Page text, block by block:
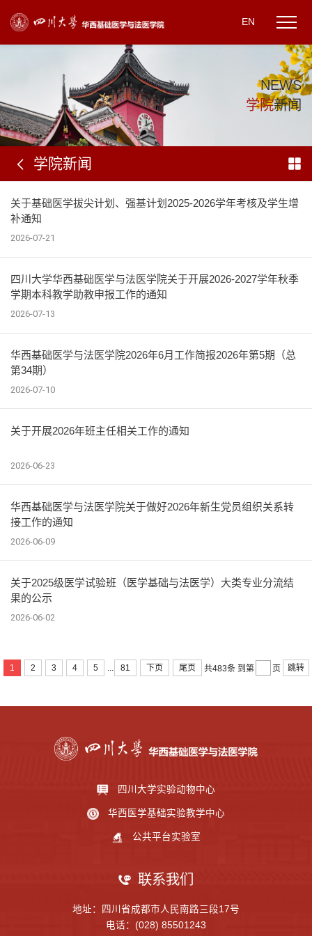
EN
NEWS
学院新闻
学院新闻
关于基础医学拔尖计划、强基计划2025-2026学年考核及学生增
补通知
2026-07-21
四川大学华西基础医学与法医学院关于开展2026-2027学年秋季
学期本科教学助教申报工作的通知
2026-07-13
华西基础医学与法医学院2026年6月工作简报2026年第5期（总
第34期）
2026-07-10
关于开展2026年班主任相关工作的通知
2026-06-23
华西基础医学与法医学院关于做好2026年新生党员组织关系转
接工作的通知
2026-06-09
关于2025级医学试验班（医学基础与法医学）大类专业分流结
果的公示
2026-06-02
1 2 3 4 5 81 下页 尾页 共483条 到第 页 跳转
四川大学实验动物中心
华西医学基础实验教学中心
公共平台实验室
联系我们
地址：四川省成都市人民南路三段17号
电话：(028) 85501243